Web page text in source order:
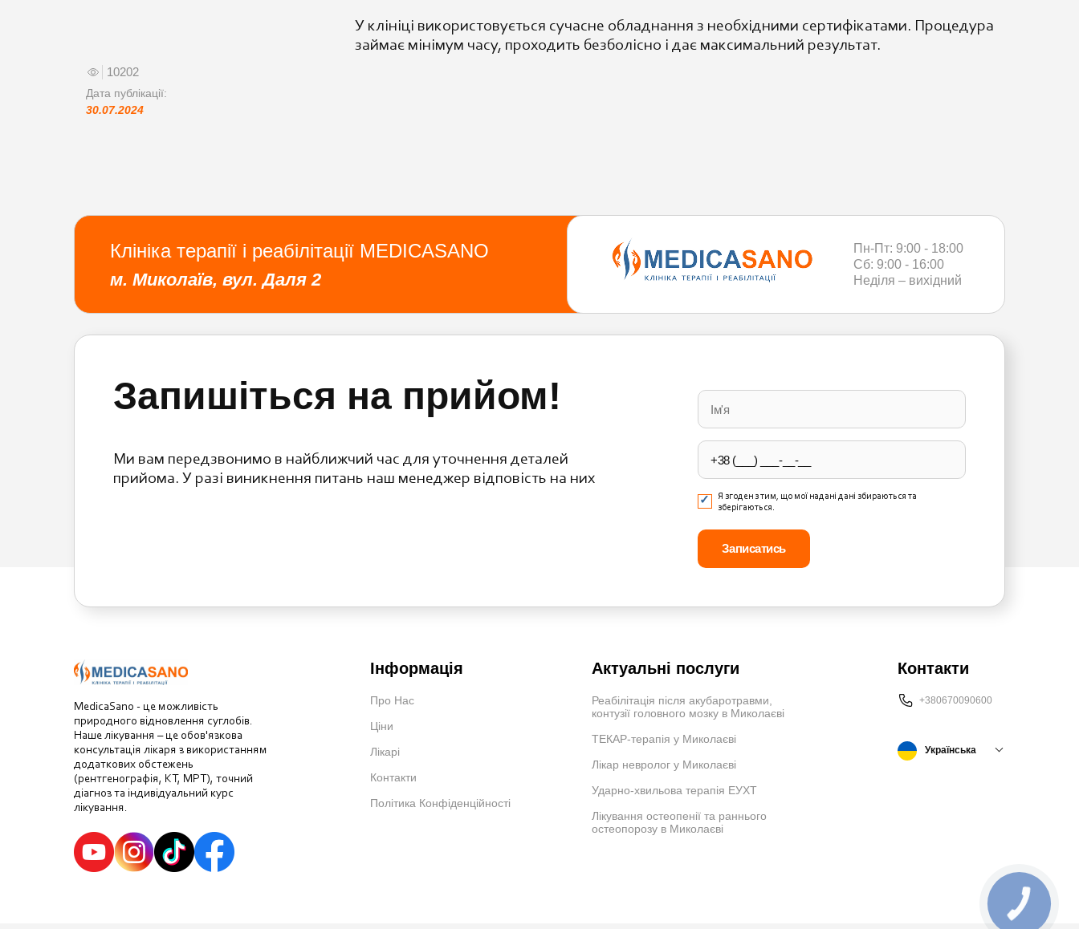
У клініці використовується сучасне обладнання з необхідними сертифікатами. Процедура
займає мінімум часу, проходить безболісно і дає максимальний результат.
10202
Дата публікації:
30.07.2024
Клініка терапії і реабілітації MEDICASANO
м. Миколаїв, вул. Даля 2
Пн-Пт: 9:00 - 18:00
Сб: 9:00 - 16:00
Неділя – вихідний
Запишіться на прийом!
Ми вам передзвонимо в найближчий час для уточнення деталей
прийома. У разі виникнення питань наш менеджер відповість на них
leave
this
field
empty.
Я згоден з тим, що мої надані дані збираються та
зберігаються.
MedicaSano - це можливість
природного відновлення суглобів.
Наше лікування – це обов'язкова
консультація лікаря з використанням
додаткових обстежень
(рентгенографія, КТ, МРТ), точний
діагноз та індивідуальний курс
лікування.
Інформація
Про Нас
Ціни
Лікарі
Контакти
Політика Конфіденційності
Актуальні послуги
Реабілітація після акубаротравми,
контузії головного мозку в Миколаєві
ТЕКАР-терапія у Миколаєві
Лікар невролог у Миколаєві
Ударно-хвильова терапія ЕУХТ
Лікування остеопенії та раннього
остеопорозу в Миколаєві
Контакти
+380670090600
Українська